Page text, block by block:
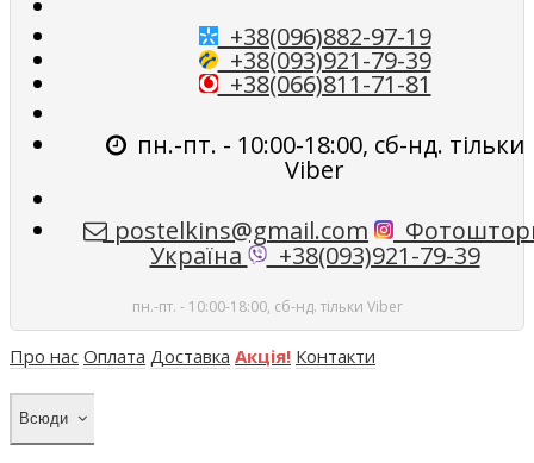
+38(096)882-97-19
+38(093)921-79-39
+38(066)811-71-81
пн.-пт. - 10:00-18:00, сб-нд. тільки
Viber
postelkins@gmail.com
Україна +38(093)921-79-39
пн.-пт. - 10:00-18:00, сб-нд. тільки Viber
Про нас Оплата Доставка Акція! Контакти
Всюди